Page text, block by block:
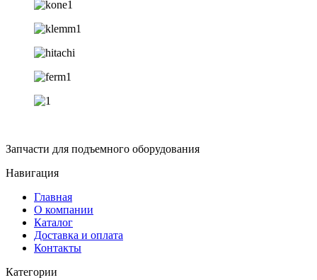
Запчасти для подъемного оборудования
Навигация
Главная
О компании
Каталог
Доставка и оплата
Контакты
Категории